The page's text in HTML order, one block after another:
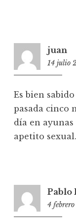
juan
14 julio
Es bien
pasada cinco
día en
apetito
Pablo
4